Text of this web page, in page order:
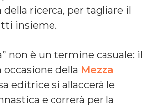
della ricerca, per tagliare il
insieme.
non è un termine casuale: il
occasione della Mezza
editrice si allaccerà le
e correrà per la